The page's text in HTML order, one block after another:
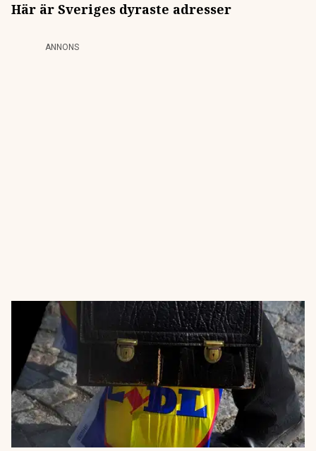
Här är Sveriges dyraste adresser
ANNONS